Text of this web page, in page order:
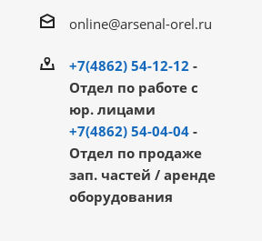
online@arsenal-orel.ru
+7(4862) 54-12-12 -
Отдел по работе с
юр. лицами
+7(4862) 54-04-04-
Отдел по продаже
зап. частей / аренде
оборудования